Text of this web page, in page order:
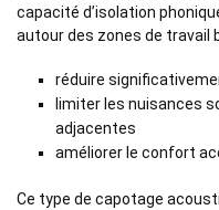
capacité d’isolation
autour des zones de travail
réduire
limiter les nuisances
adjacentes
améliorer le confort
Ce type de capotage